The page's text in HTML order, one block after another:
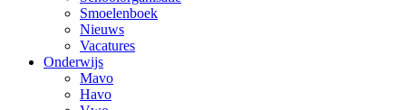
Smoelenboek
Nieuws
Vacatures
Onderwijs
Mavo
Havo